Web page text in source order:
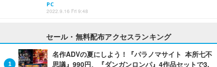
PC
2022.9.16 Fri 9:48
セール・無料配布アクセスランキング
名作ADVの夏にしよう！『パラノマサイト 本所七不
思議』990円、『ダンガンロンパ』4作品セットで3,